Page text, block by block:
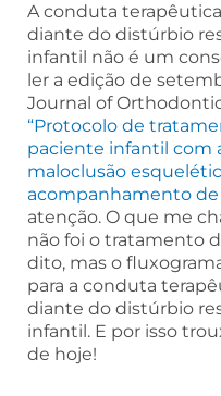
A conduta
diante do distúrbio
infantil não é um
ler a edição de
Journal of
“Protocolo de
paciente infantil com
maloclusão
acompanhamento de
atenção. O que me
não foi o tratamento
dito, mas o
para a conduta
diante do distúrbio
infantil. E por isso
de hoje!